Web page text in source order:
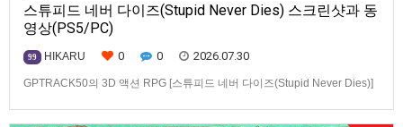
스튜피드 네버 다이즈(Stupid Never Dies) 스크린샷과 동
영상(PS5/PC)
99 HIKARU 0 0 2026.07.30
GPTRACK50의 3D 액션 RPG [스튜피드 네버 다이즈(Stupid Never Dies)]